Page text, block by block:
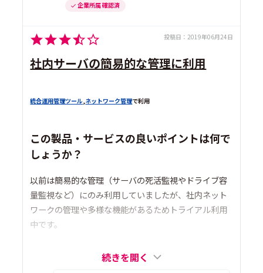
企業所属 確認済
投稿日： 2019年06月24日
社内サーバの簡易的な管理に利用
統合運用管理ツール ,ネットワーク管理で利用
この製品・サービスの良いポイントは何で
しょうか？
以前は簡易的な管理（サーバの死活監視やドライブ容
量監視など）にのみ利用していましたが、社内ネット
ワークの管理や多様な機能があるためトライアル利用
中です。
続きを開く